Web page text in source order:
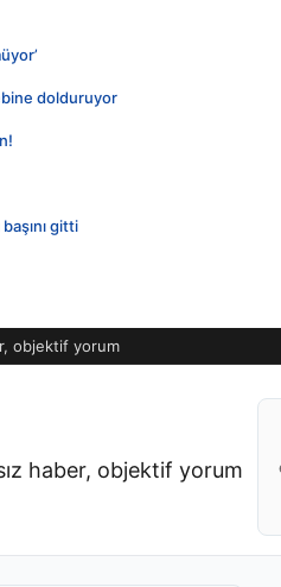
dolduruyor
gitti
objektif yorum
haber, objektif yorum